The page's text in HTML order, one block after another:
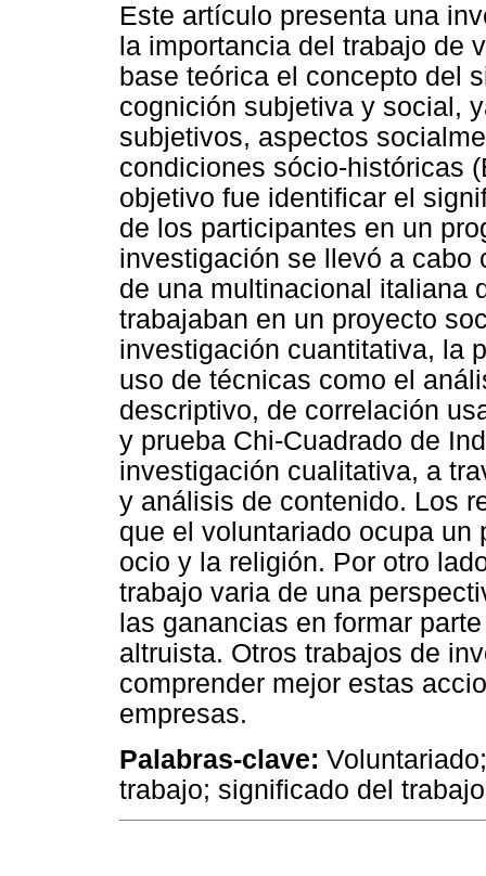
Este artículo presenta una
la importancia del trabajo de
base teórica el concepto del
cognición subjetiva y social,
subjetivos, aspectos
condiciones sócio-históricas
objetivo fue identificar el
de los participantes en un
investigación se llevó a cabo
de una multinacional italiana
trabajaban en un proyecto
investigación cuantitativa, la
uso de técnicas como el
descriptivo, de correlación
y prueba Chi-Cuadrado de
investigación cualitativa, a
y análisis de contenido. Los
que el voluntariado ocupa
ocio y la religión. Por otro
trabajo varia de una
las ganancias en formar
altruista. Otros trabajos de
comprender mejor estas
empresas.
Palabras-clave:
trabajo; significado del